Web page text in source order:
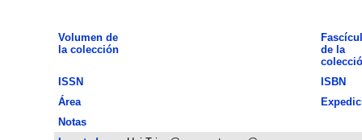
Volumen de
la colección
de la
ISSN
ISBN
Área
Notas